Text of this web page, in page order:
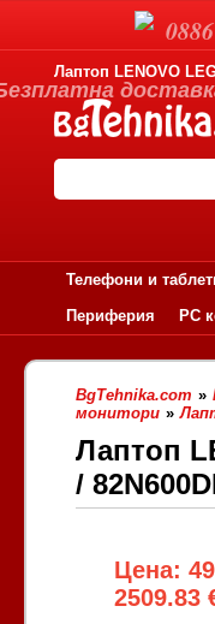
Лаптоп LENOVO
Телефони и
Периферия
PC
BgTehnika.com »
монитори »
Лаптоп
/
Цена:
2509.83